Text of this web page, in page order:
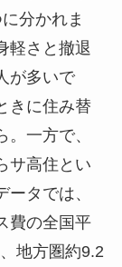
分かれま
軽さと撤退
が多いで
きに住み替
一方で、
サ高住とい
タでは、
費の全国平
地方圏約9.2